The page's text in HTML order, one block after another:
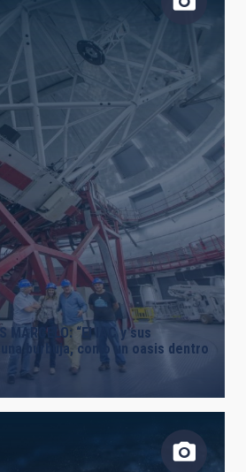
ORDENAR POR ORDEN
MARCELO: “El IAC y sus
burbuja, como un oasis dentro